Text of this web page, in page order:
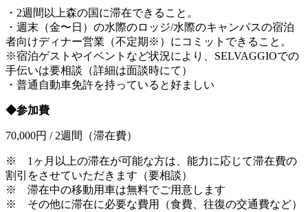
・2週間以上森の国に滞在できること。
・週末（金〜日）の水際のロッジ/水際のキャンパスの宿泊
者向けディナー営業（不定期※）にコミットできること。
※宿泊ゲストやイベントなど状況により、SELVAGGIOでの
手伝いは要相談（詳細は面談時にて）
・普通自動車免許を持っていると好ましい
◆参加費
70,000円 / 2週間（滞在費）
※ 1ヶ月以上の滞在が可能な方は、能力に応じて滞在費の
割引をさせていただきます（要相談）
※ 滞在中の移動用車は無料でご用意します
※ その他に滞在に必要な費用（食費、往復の交通費など）